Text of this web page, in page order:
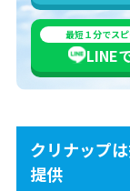
最短１分でス
LINE
クリナップ
提供